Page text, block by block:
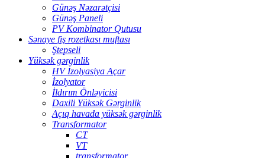
Günəş Nəzarətçisi
Günəş Paneli
PV Kombinator Qutusu
Sənaye fiş rozetkası muftası
Ştepseli
Yüksək gərginlik
HV İzolyasiya Açar
İzolyator
İldırım Önləyicisi
Daxili Yüksək Gərginlik
Açıq havada yüksək gərginlik
Transformator
CT
VT